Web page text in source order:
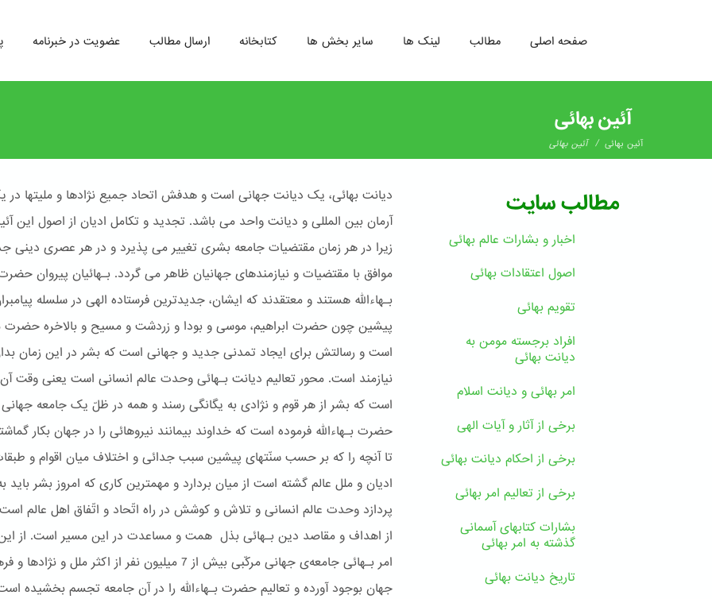
رفتن
عضویت در خبرنامه ارسال مطالب کتابخانه سایر بخش ها لینک ها مطالب صفحه اصلی
آئین بهائی
آئین بهائی / آئین بهائی
دیانت بهائی، یک دیانت جهانی است و هدفش اتحاد جمیع نژادها و ملیتها در
آرمان بین المللی و دیانت واحد می باشد. تجدید و تکامل ادیان از اصول این
زیرا در هر زمان مقتضیات جامعه بشری تغییر می پذیرد و در هر عصری دینی
موافق با مقتضیات و نیازمندهای جهانیان ظاهر می گردد. بـهائیان پیروان
بـهاءالله هستند و معتقدند که ایشان، جدیدترین فرستاده الهی در سلسله
پیشین چون حضرت ابراهیم، موسی و بودا و زردشت و مسیح و بالاخره
است و رسالتش برای ایجاد تمدنی جدید و جهانی است که بشر در این زمان
نیازمند است. محور تعالیم دیانت بـهائی وحدت عالم انسانی است یعنی وقت
است که بشر از هر قوم و نژادی به یگانگی رسند و همه در ظلّ یک جامعه جهانی
حضرت بـهاءالله فرموده است که خداوند بیمانند نیروهائی را در جهان بکار
تا آنچه را که بر حسب سنّتهای پیشین سبب جدائی و اختلاف میان اقوام و
ادیان و ملل عالم گشته است از میان بردارد و مهمترین کاری که امروز بشر باید
پردازد وحدت عالم انسانی و تلاش و کوشش در راه اتّحاد و اتّفاق اهل عالم
از اهداف و مقاصد دین بـهائی بذل همت و مساعدت در این مسیر است. از
امر بـهائی جامعه‌ی جهانی مرکّبی بیش از 7 میلیون نفر از اکثر ملل و
جهان بوجود آورده و تعالیم حضرت بـهاءالله را در آن جامعه تجسم بخشیده
مطالب سایت
اخبار و بشارات عالم بهائى
اصول اعتقادات بهائی
تقویم بهائی
افراد برجسته مومن به
دیانت بهائی
امر بهائی و دیانت اسلام
برخی از آثار و آیات الهی
برخی از احکام دیانت بهائی
برخی از تعالیم امر بهائی
بشارات کتابهای آسمانی
گذشته به امر بهائی
تاریخ دیانت بهائی